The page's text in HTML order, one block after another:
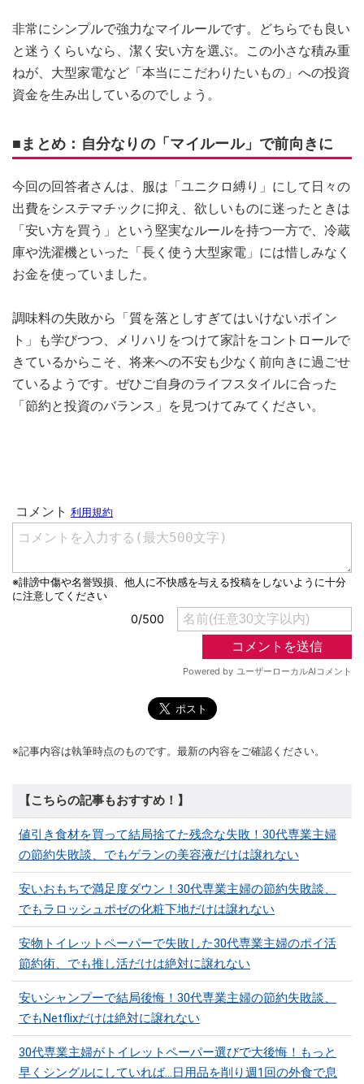
非常にシンプルで強力なマイルールです。どちらでも良い
と迷うくらいなら、潔く安い方を選ぶ。この小さな積み重
ねが、大型家電など「本当にこだわりたいもの」への投資
資金を生み出しているのでしょう。
■まとめ：自分なりの「マイルール」で前向きに
今回の回答者さんは、服は「ユニクロ縛り」にして日々の
出費をシステマチックに抑え、欲しいものに迷ったときは
「安い方を買う」という堅実なルールを持つ一方で、冷蔵
庫や洗濯機といった「長く使う大型家電」には惜しみなく
お金を使っていました。
調味料の失敗から「質を落としすぎてはいけないポイン
ト」も学びつつ、メリハリをつけて家計をコントロールで
きているからこそ、将来への不安も少なく前向きに過ごせ
ているようです。ぜひご自身のライフスタイルに合った
「節約と投資のバランス」を見つけてみてください。
※記事内容は執筆時点のものです。最新の内容をご確認ください。
【こちらの記事もおすすめ！】
値引き食材を買って結局捨てた残念な失敗！30代専業主婦
の節約失敗談、でもゲランの美容液だけは譲れない
安いおもちで満足度ダウン！30代専業主婦の節約失敗談、
でもラロッシュポゼの化粧下地だけは譲れない
安物トイレットペーパーで失敗した30代専業主婦のポイ活
節約術、でも推し活だけは絶対に譲れない
安いシャンプーで結局後悔！30代専業主婦の節約失敗談、
でもNetflixだけは絶対に譲れない
30代専業主婦がトイレットペーパー選びで大後悔！もっと
早くシングルにしていれば…日用品を削り週1回の外食で息